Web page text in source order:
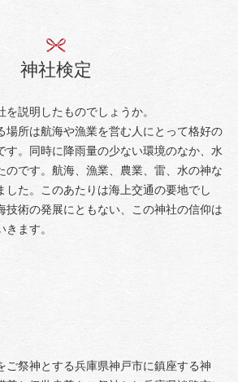
神社検定
説明したものでしょうか。
所は航海や漁業を営む人にとって格好の
す。同時に降雨量の少ない環境のなか、水
のです。航海、漁業、農業、雷、水の神な
した。このあたりは海上交通の要地でし
技術の発展にともない、この神社の信仰は
ます。
祭神とする兵庫県神戸市に鎮座する神